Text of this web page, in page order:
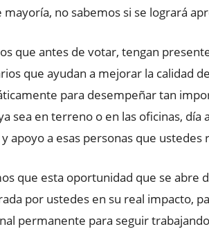
no sabemos si se logrará
que antes de votar, tengan
que ayudan a mejorar la calidad
para desempeñar tan
sea en terreno o en las oficinas,
apoyo a esas personas que ustedes
que esta oportunidad que se abre
por ustedes en su real impacto,
permanente para seguir